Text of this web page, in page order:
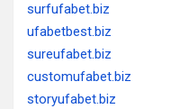
surfufabet.biz
ufabetbest.biz
sureufabet.biz
customufabet.biz
storyufabet.biz